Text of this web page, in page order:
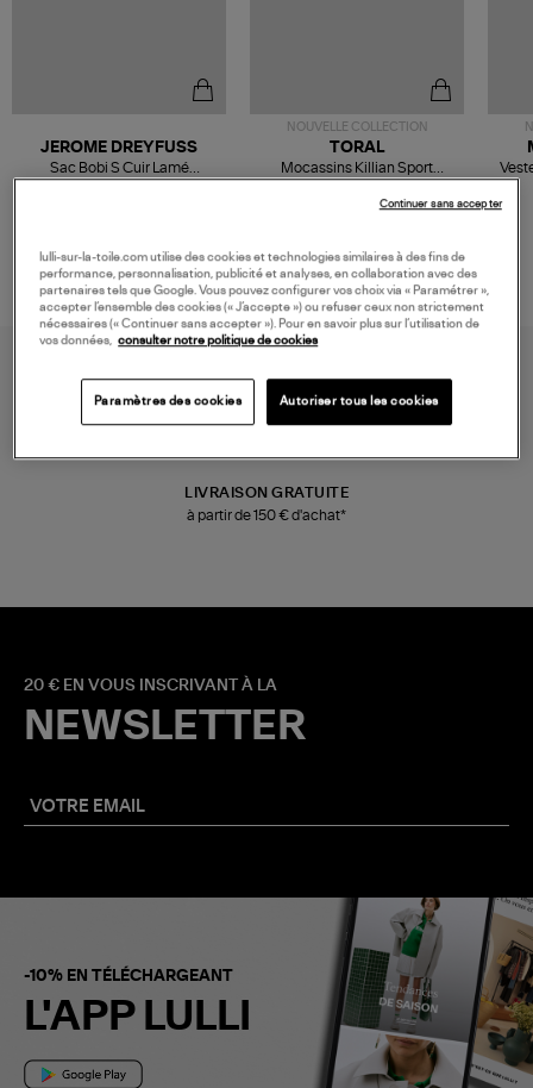
JEROME DREYFUSS
Sac Bobi S Cuir Lamé
Champagne
NOUVELLE COLLECTION
TORAL
Mocassins Killian Sport
Mousse
LIVRAISON GRATUITE
à partir de 150 € d'achat*
20 € EN VOUS INSCRIVANT À LA
NEWSLETTER
-10% EN TÉLÉCHARGEANT
L'APP LULLI
lulli-sur-la-toile.com utilise des cookies et technologies similaires à des fins de
performance, personnalisation, publicité et analyses, en collaboration avec des
partenaires tels que Google. Vous pouvez configurer vos choix via « Paramétrer »,
accepter l’ensemble des cookies (« J’accepte ») ou refuser ceux non strictement
nécessaires (« Continuer sans accepter »). Pour en savoir plus sur l’utilisation de
vos données, consulter notre politique de cookies
Paramètres des cookies Autoriser tous les cookies
Continuer sans accepter